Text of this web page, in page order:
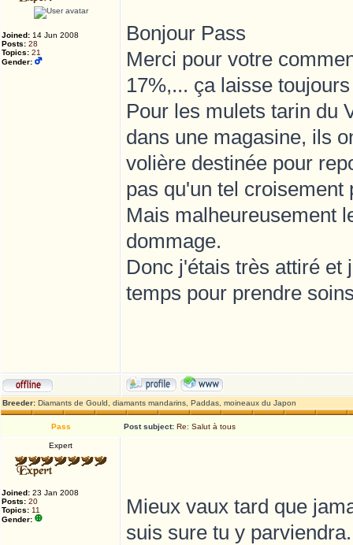
Joined: 14 Jun 2008
Posts: 28
Topics: 21
Gender:
Bonjour Pass
Merci pour votre
17%,... ça laisse
Pour les mulets tarin du
dans une magasine, ils
volière destinée pour
pas qu'un tel
Mais malheureusement
dommage.
Donc j'étais très attiré et
temps pour prendre
Breeder: Diamants de Gould, diamants mandarins, Paddas, moineaux du Japon
Pass Post subject: Re: Salut à tous
Expert
Joined: 23 Jan 2008
Posts: 20
Topics: 11
Gender:
Mieux vaux tard que
suis sure tu y parviendra.